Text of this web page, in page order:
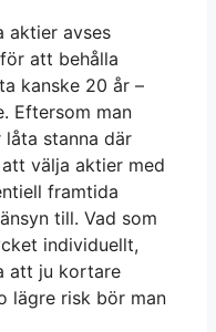
aktier avses
att behålla
kanske 20 år –
Eftersom man
låta stanna där
välja aktier med
framtida
till. Vad som
individuellt,
att ju kortare
lägre risk bör man